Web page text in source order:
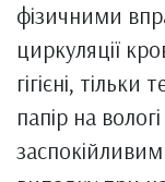
фізичними
циркуляції
гігієні,
папір на